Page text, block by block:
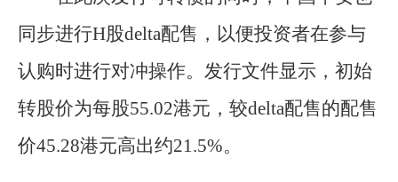
同步进行H股delta配售，以便投资者在参与
认购时进行对冲操作。发行文件显示，初始
转股价为每股55.02港元，较delta配售的配售
价45.28港元高出约21.5%。